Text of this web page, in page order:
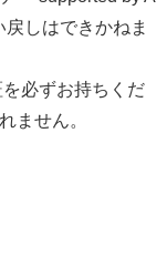
しはできかねま
必ずお持ちくだ
ません。